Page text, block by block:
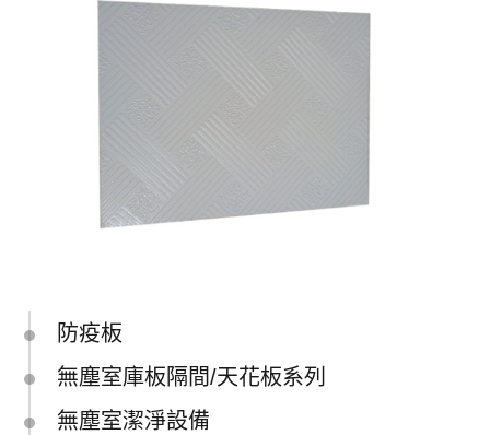
防疫板
無塵室庫板隔間/天花板系列
無塵室潔淨設備